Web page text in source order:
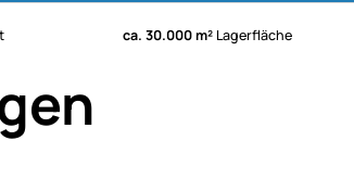
ca. 30.000 m² Lagerfläche
(1 Bewertungen)